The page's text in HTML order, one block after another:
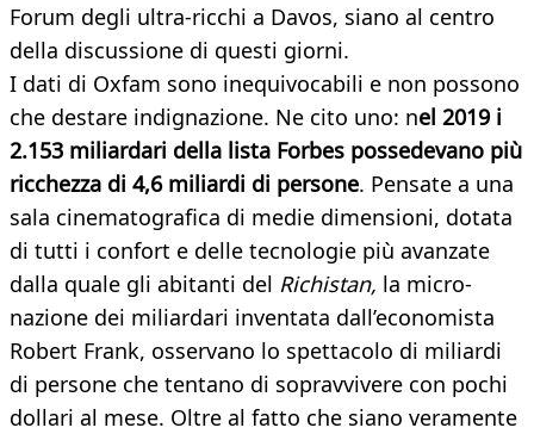
Forum degli ultra-ricchi a Davos, siano al centro
della discussione di questi giorni.
I dati di Oxfam sono inequivocabili e non possono
che destare indignazione. Ne cito uno: nel 2019 i
2.153 miliardari della lista Forbes possedevano più
ricchezza di 4,6 miliardi di persone. Pensate a una
sala cinematografica di medie dimensioni, dotata
di tutti i confort e delle tecnologie più avanzate
dalla quale gli abitanti del Richistan, la micro-
nazione dei miliardari inventata dall’economista
Robert Frank, osservano lo spettacolo di miliardi
di persone che tentano di sopravvivere con pochi
dollari al mese. Oltre al fatto che siano veramente